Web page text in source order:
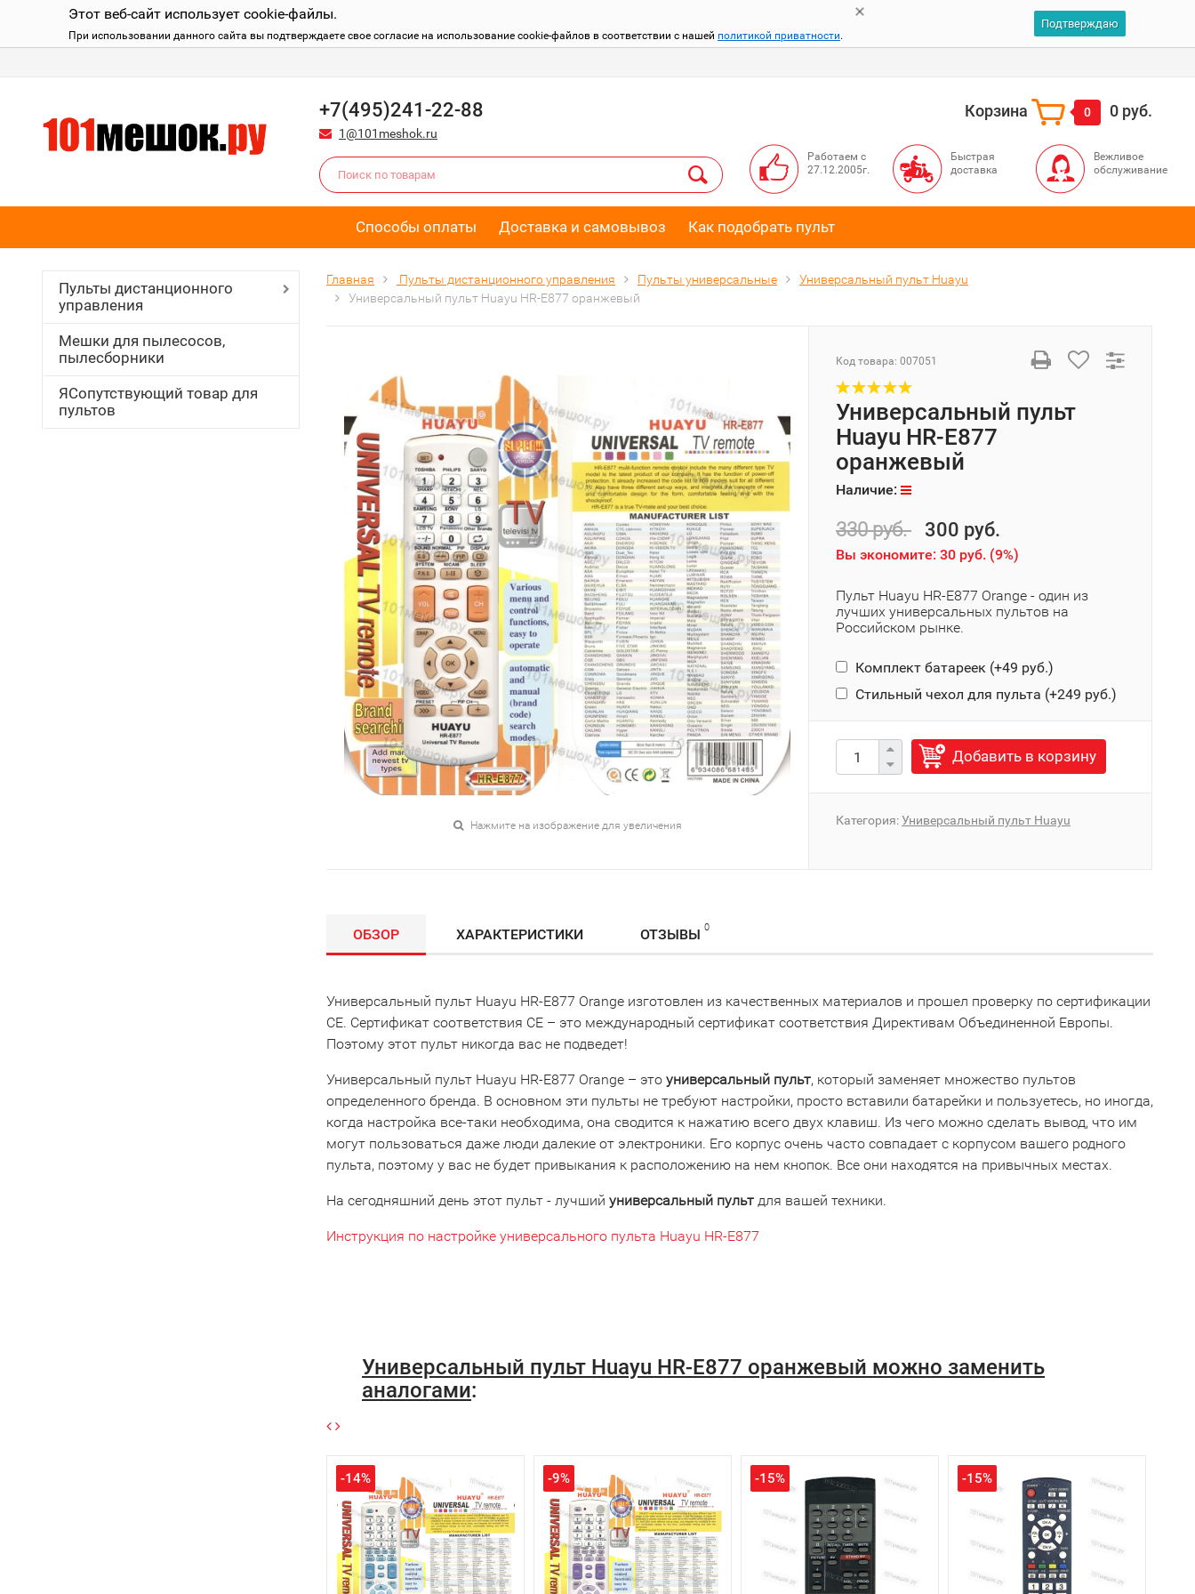
Этот веб-сайт использует cookie-файлы.
При использовании данного сайта вы подтверждаете свое согласие на использование cookie-файлов в соответствии с нашей политикой приватности.
Подтверждаю
+7(495)241-22-88
1@101meshok.ru
Корзина 0 0 руб.
Работаем с
27.12.2005г.
Быстрая
доставка
Вежливое
обслуживание
Способы оплаты Доставка и самовывоз Как подобрать пульт
Пульты дистанционного
управления
Мешки для пылесосов,
пылесборники
ЯСопутствующий товар для
пультов
Главная Пульты дистанционного управления Пульты универсальные
Универсальный пульт Huayu
Универсальный пульт Huayu HR-E877 оранжевый
Нажмите на изображение для увеличения
Код товара: 007051
Универсальный пульт
Huayu HR-E877
оранжевый
Наличие:
330 руб. 300 руб.
Вы экономите: 30 руб. (9%)
Пульт Huayu HR-E877 Orange - один из
лучших универсальных пультов на
Российском рынке.
Комплект батареек (+49 руб.)
Стильный чехол для пульта (+249 руб.)
Добавить в корзину
Категория:Универсальный пульт Huayu
ОБЗОР ХАРАКТЕРИСТИКИ ОТЗЫВЫ 0
Универсальный пульт Huayu HR-E877 Orange изготовлен из качественных материалов и прошел проверку по сертификации
CE. Сертификат соответствия СЕ – это международный сертификат соответствия Директивам Объединенной Европы.
Поэтому этот пульт никогда вас не подведет!
Универсальный пульт Huayu HR-E877 Orange – это универсальный пульт, который заменяет множество пультов
определенного бренда. В основном эти пульты не требуют настройки, просто вставили батарейки и пользуетесь, но иногда,
когда настройка все-таки необходима, она сводится к нажатию всего двух клавиш. Из чего можно сделать вывод, что им
могут пользоваться даже люди далекие от электроники. Его корпус очень часто совпадает с корпусом вашего родного
пульта, поэтому у вас не будет привыкания к расположению на нем кнопок. Все они находятся на привычных местах.
На сегодняшний день этот пульт - лучший универсальный пульт для вашей техники.
Инструкция по настройке универсального пульта Huayu HR-E877
Универсальный пульт Huayu HR-E877 оранжевый можно заменить
аналогами:
-14% -9% -15% -15%